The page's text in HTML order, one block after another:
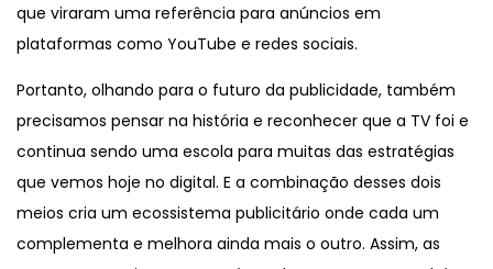
que viraram uma referência para anúncios em
plataformas como YouTube e redes sociais.
Portanto, olhando para o futuro da publicidade, também
precisamos pensar na história e reconhecer que a TV foi e
continua sendo uma escola para muitas das estratégias
que vemos hoje no digital. E a combinação desses dois
meios cria um ecossistema publicitário onde cada um
complementa e melhora ainda mais o outro. Assim, as